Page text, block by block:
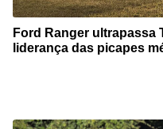
Ford Ranger ultrapassa
liderança das picapes